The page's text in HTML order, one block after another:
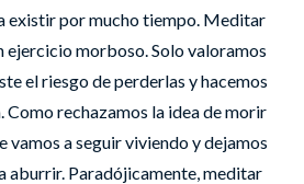
existir por mucho tiempo. Meditar
ejercicio morboso. Solo valoramos
el riesgo de perderlas y hacemos
Como rechazamos la idea de morir
vamos a seguir viviendo y dejamos
aburrir. Paradójicamente, meditar